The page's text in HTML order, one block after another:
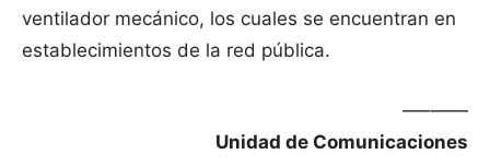
ventilador mecánico, los cuales se encuentran en
establecimientos de la red pública.
—–——
Unidad de Comunicaciones